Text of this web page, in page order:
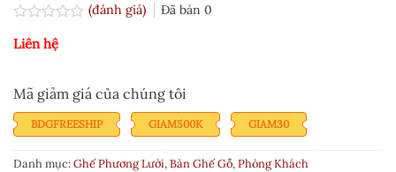
xếp
5
sao
(đánh giá) Đã bán 0
Liên hệ
Mã giảm giá của chúng tôi
BDGFREESHIP GIAM500K GIAM30
Danh mục:Ghế Phương Lười,Bàn Ghế Gỗ,Phòng Khách